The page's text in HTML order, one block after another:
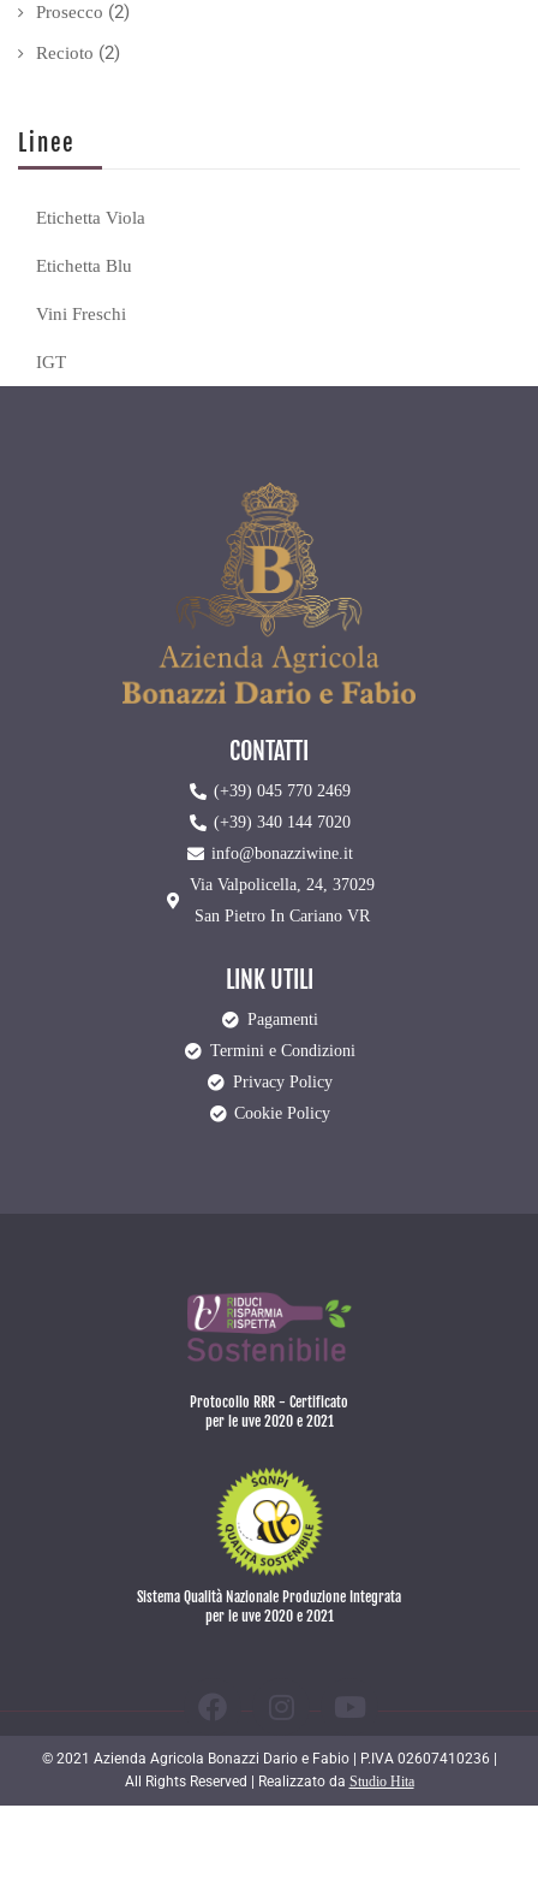
Prosecco (2)
Recioto (2)
Linee
Etichetta Viola
Etichetta Blu
Vini Freschi
IGT
CONTATTI
(+39) 045 770 2469
(+39) 340 144 7020
info@bonazziwine.it
Via Valpolicella, 24, 37029
San Pietro In Cariano VR
LINK UTILI
Pagamenti
Termini e Condizioni
Privacy Policy
Cookie Policy
Protocollo RRR - Certificato
per le uve 2020 e 2021
Sistema Qualità Nazionale Produzione Integrata
per le uve 2020 e 2021
© 2021 Azienda Agricola Bonazzi Dario e Fabio | P.IVA 02607410236 |
All Rights Reserved | Realizzato da Studio Hita